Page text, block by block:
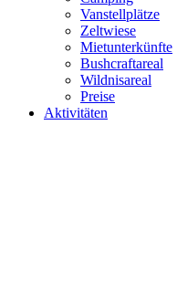
Vanstellplätze
Zeltwiese
Mietunterkünfte
Bushcraftareal
Wildnisareal
Preise
Aktivitäten